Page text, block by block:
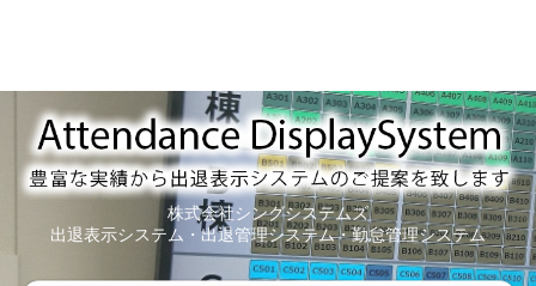
株式会社シングシステムズ
出退表示システム・出退管理システム・勤怠管理システム